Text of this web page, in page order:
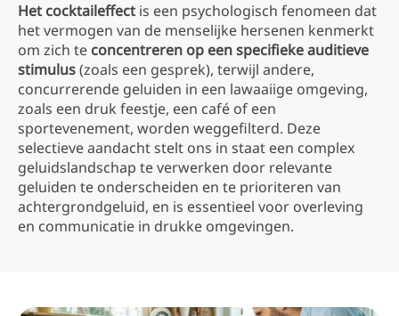
Het cocktaileffect is een psychologisch fenomeen dat
het vermogen van de menselijke hersenen kenmerkt
om zich te concentreren op een specifieke auditieve
stimulus(zoals een gesprek), terwijl andere,
concurrerende geluiden in een lawaaiige omgeving,
zoals een druk feestje, een café of een
sportevenement, worden weggefilterd. Deze
selectieve aandacht stelt ons in staat een complex
geluidslandschap te verwerken door relevante
geluiden te onderscheiden en te prioriteren van
achtergrondgeluid, en is essentieel voor overleving
en communicatie in drukke omgevingen.